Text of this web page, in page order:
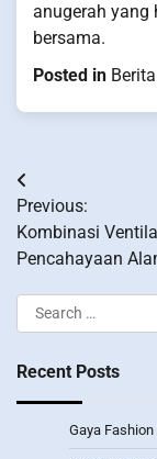
anugerah yang
bersama.
Posted in
Post
navigation
Previous:
Kombinasi
Pencahayaan
Search
for:
Recent Posts
Gaya